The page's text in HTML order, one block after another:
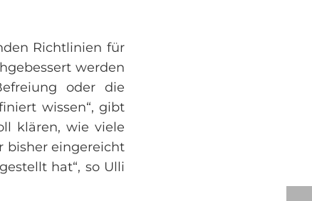
Richtlinien für
werden
oder die
wissen“, gibt
klären, wie viele
bisher eingereicht
hat“, so Ulli